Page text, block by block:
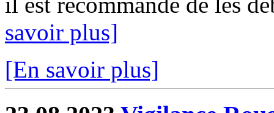
savoir plus]
[En savoir plus]